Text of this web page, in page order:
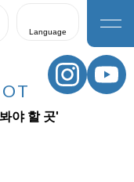
Language
日本語
English
한국어
야 할 곳'